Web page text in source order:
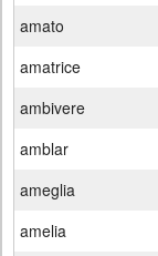
amato
amatrice
ambivere
amblar
ameglia
amelia